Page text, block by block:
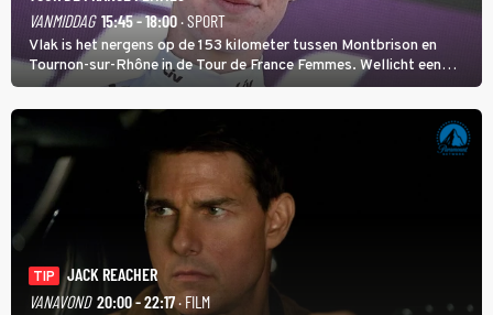
VANMIDDAG 15:45 - 18:00· SPORT
Vlak is het nergens op de 153 kilometer tussen Montbrison en
Tournon-sur-Rhône in de Tour de France Femmes. Wellicht een
kans voor Nienke Vinke, die vorig jaar de witte trui won.
TIP
JACK REACHER
VANAVOND 20:00 - 22:17· FILM